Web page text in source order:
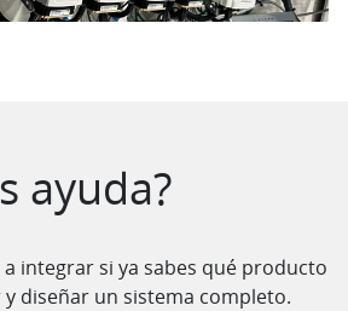
ayuda?
integrar si ya sabes qué producto
diseñar un sistema completo.